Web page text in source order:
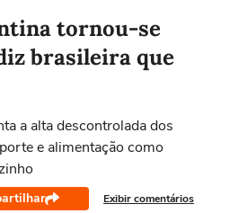
tornou-se
brasileira que
a alta descontrolada dos
e alimentação como
Exibir comentários